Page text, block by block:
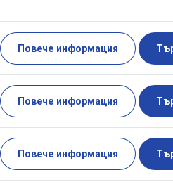
Повече информация
Повече информация
Повече информация